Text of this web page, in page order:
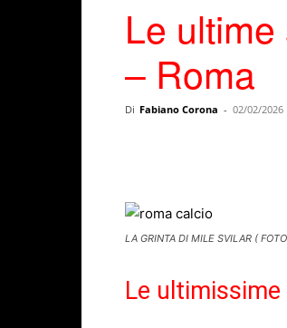
Le
– Roma
Di Fabiano Corona - 02/02/2026
LA GRINTA DI MILE SVILAR (
Le